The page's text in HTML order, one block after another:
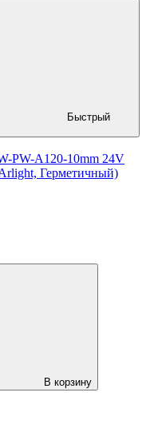
Быстрый
PW-A120-10mm 24V
Герметичный)
В корзину